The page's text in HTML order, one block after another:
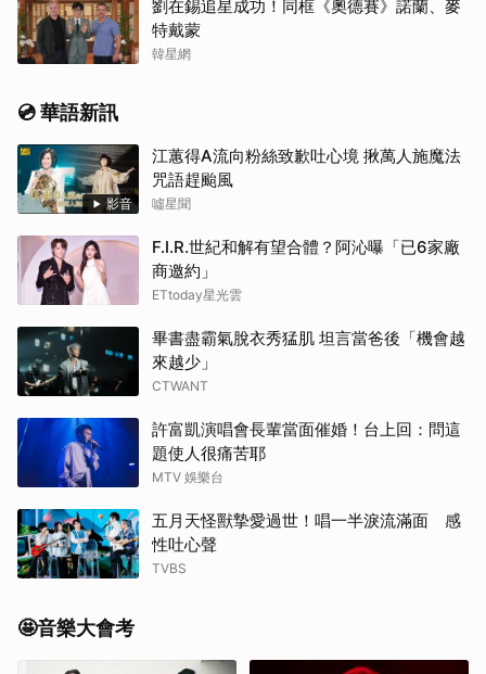
劉在錫追星成功！同框《奧德賽》諾蘭、麥
特戴蒙
韓星網
💿 華語新訊
影音
江蕙得A流向粉絲致歉吐心境 揪萬人施魔法
咒語趕颱風
噓星聞
F.I.R.世紀和解有望合體？阿沁曝「已6家廠
商邀約」
ETtoday星光雲
畢書盡霸氣脫衣秀猛肌 坦言當爸後「機會越
來越少」
CTWANT
許富凱演唱會長輩當面催婚！台上回：問這
題使人很痛苦耶
MTV 娛樂台
五月天怪獸摯愛過世！唱一半淚流滿面 感
性吐心聲
TVBS
🤩音樂大會考